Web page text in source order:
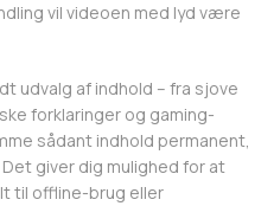
vil videoen med lyd være
udvalg af indhold – fra sjove
forklaringer og gaming-
sådant indhold permanent,
giver dig mulighed for at
til offline-brug eller